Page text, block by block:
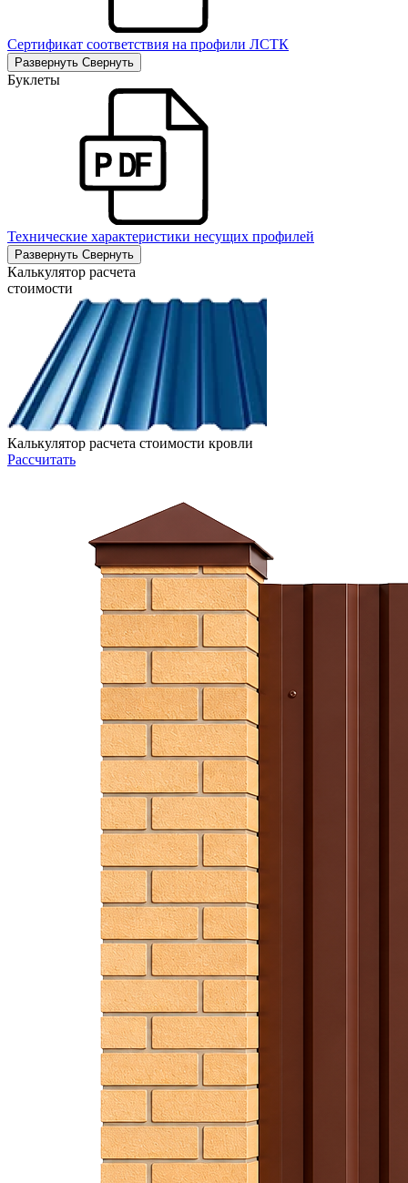
Сертификат соответствия на профили ЛСТК
Развернуть Свернуть
Буклеты
Технические характеристики несущих профилей
Развернуть Свернуть
Калькулятор расчета
стоимости
Калькулятор расчета стоимости кровли
Рассчитать